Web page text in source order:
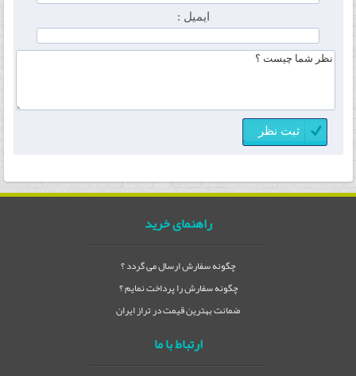
ایمیل :
راهنمای خرید
چگونه سفارش ارسال می گردد ؟
چگونه سفارش را پرداخت نمایم ؟
ضمانت بهترین قیمت در تراز ایران
ارتباط با ما